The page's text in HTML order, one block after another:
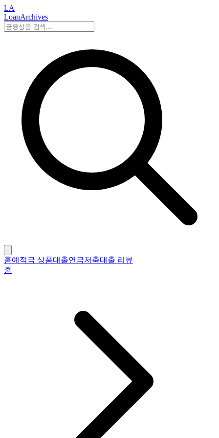
LA
LoanArchives
홈예적금 상품대출연금저축대출 리뷰
홈